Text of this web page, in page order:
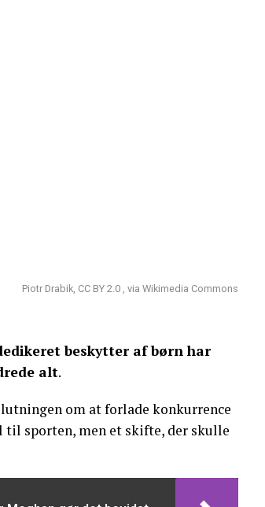
Piotr Drabik, CC BY 2.0 , via Wikimedia Commons
beskytter af børn har
alt.
om at forlade konkurrence
sporten, men et skifte, der skulle